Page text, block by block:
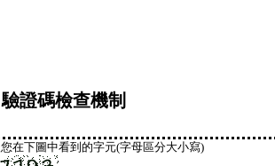
驗證碼檢查機制
在下圖中看到的字元(字母區分大小寫)